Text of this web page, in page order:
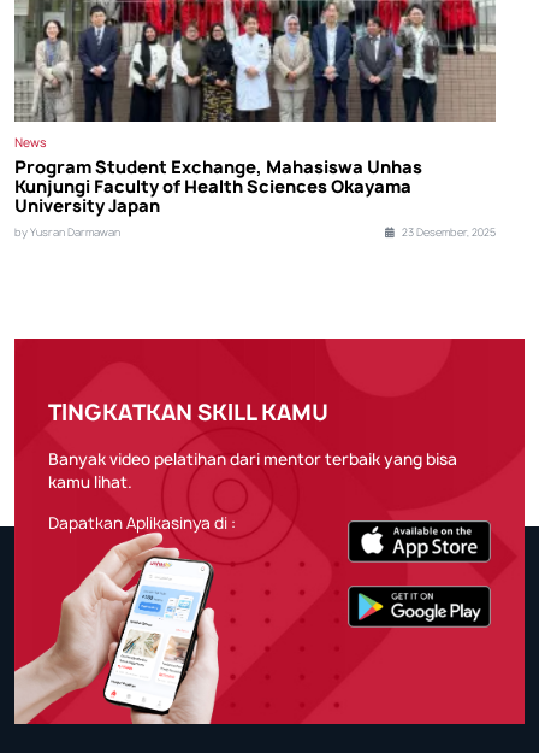
News
Program Student Exchange, Mahasiswa Unhas
Kunjungi Faculty of Health Sciences Okayama
University Japan
by Yusran Darmawan 23 Desember, 2025
TINGKATKAN SKILL KAMU
Banyak video pelatihan dari mentor terbaik yang bisa
kamu lihat.
Dapatkan Aplikasinya di :